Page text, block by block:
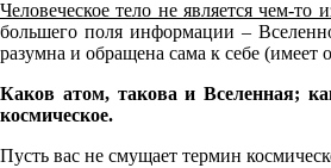
Человеческое тело не является чем-
большего поля информации –
разумна и обращена сама к себе (имеет
Каков атом, такова и Вселенная;
космическое.
Пусть вас не смущает термин